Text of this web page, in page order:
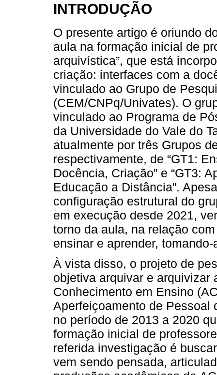
INTRODUÇÃO
O presente artigo é oriundo
aula na formação inicial de
arquivística”, que está
criação: interfaces com a
vinculado ao Grupo de
(CEM/CNPq/Univates). O
vinculado ao Programa de
da Universidade do Vale do
atualmente por três Grupos
respectivamente, de “GT1:
Docência, Criação” e “GT3:
Educação a Distância”.
configuração estrutural do
em execução desde 2021,
torno da aula, na relação
ensinar e aprender,
À vista disso, o projeto de
objetiva arquivar e arquivizar
Conhecimento em Ensino
Aperfeiçoamento de Pessoal
no período de 2013 a 2020
formação inicial de
referida investigação é
vem sendo pensada,